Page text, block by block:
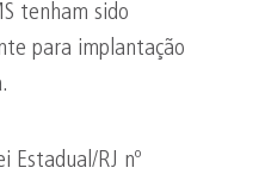
tenham sido
para implantação
Estadual/RJ nº